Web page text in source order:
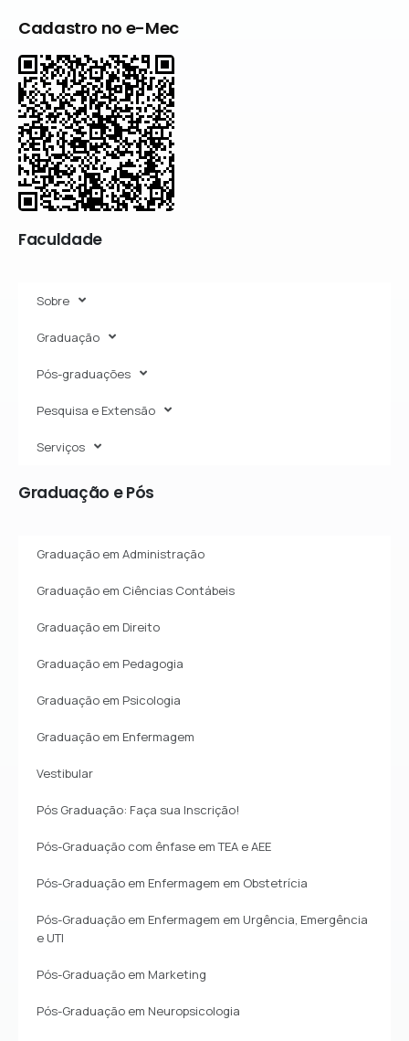
Cadastro no e-Mec
Faculdade
Sobre
Graduação
Pós-graduações
Pesquisa e Extensão
Serviços
Graduação ePós
Graduação em Administração
Graduação em Ciências Contábeis
Graduação em Direito
Graduação em Pedagogia
Graduação em Psicologia
Graduação em Enfermagem
Vestibular
Pós Graduação: Faça sua Inscrição!
Pós-Graduação com ênfase em TEA e AEE
Pós-Graduação em Enfermagem em Obstetrícia
Pós-Graduação em Enfermagem em Urgência, Emergência
e UTI
Pós-Graduação em Marketing
Pós-Graduação em Neuropsicologia